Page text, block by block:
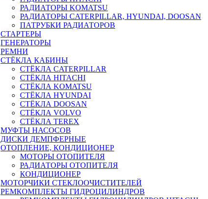
РАДИАТОРЫ KOMATSU
РАДИАТОРЫ CATERPILLAR, HYUNDAI, DOOSAN
ПАТРУБКИ РАДИАТОРОВ
СТАРТЕРЫ
ГЕНЕРАТОРЫ
РЕМНИ
СТЁКЛА КАБИНЫ
СТЁКЛА CATERPILLAR
СТЁКЛА HITACHI
СТЁКЛА KOMATSU
СТЁКЛА HYUNDAI
СТЁКЛА DOOSAN
СТЁКЛА VOLVO
СТЁКЛА TEREX
МУФТЫ НАСОСОВ
ДИСКИ ДЕМПФЕРНЫЕ
ОТОПЛЕНИЕ, КОНДИЦИОНЕР
МОТОРЫ ОТОПИТЕЛЯ
РАДИАТОРЫ ОТОПИТЕЛЯ
КОНДИЦИОНЕР
МОТОРЧИКИ СТЕКЛООЧИСТИТЕЛЕЙ
РЕМКОМПЛЕКТЫ ГИДРОЦИЛИНДРОВ